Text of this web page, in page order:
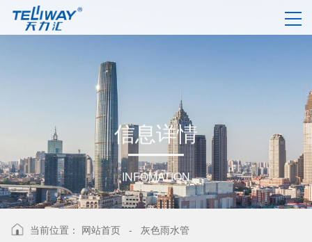
信息详情
INFOMATION
当前位置： 网站首页 - 灰色雨水管